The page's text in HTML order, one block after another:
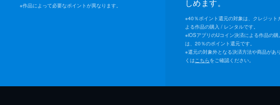
※作品によって必要なポイントが異なります。
しめます。
※40％ポイント還元の対象は、クレジット
よる作品の購入 / レンタルです。
※iOSアプリのUコイン決済による作品の
は、20％のポイント還元です。
※還元の対象外となる決済方法や商品があ
くはこちらをご確認ください。